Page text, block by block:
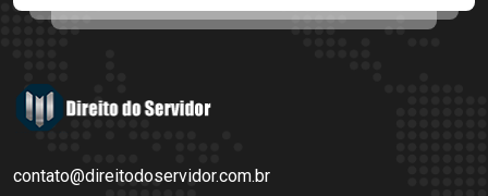
contato@direitodoservidor.com.br